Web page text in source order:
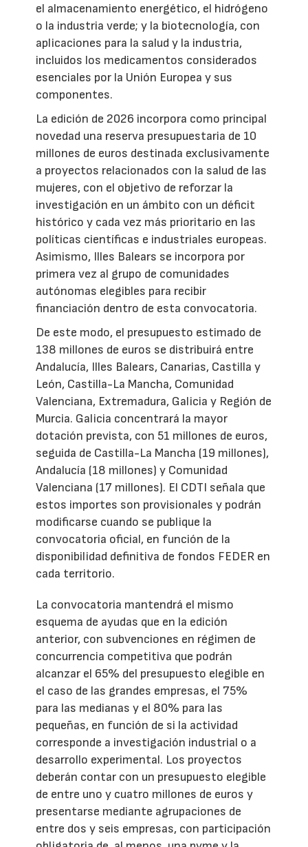
el almacenamiento energético, el hidrógeno
o la industria verde; y la biotecnología, con
aplicaciones para la salud y la industria,
incluidos los medicamentos considerados
esenciales por la Unión Europea y sus
componentes.
La edición de 2026 incorpora como principal
novedad una reserva presupuestaria de 10
millones de euros destinada exclusivamente
a proyectos relacionados con la salud de las
mujeres, con el objetivo de reforzar la
investigación en un ámbito con un déficit
histórico y cada vez más prioritario en las
políticas científicas e industriales europeas.
Asimismo, Illes Balears se incorpora por
primera vez al grupo de comunidades
autónomas elegibles para recibir
financiación dentro de esta convocatoria.
De este modo, el presupuesto estimado de
138 millones de euros se distribuirá entre
Andalucía, Illes Balears, Canarias, Castilla y
León, Castilla-La Mancha, Comunidad
Valenciana, Extremadura, Galicia y Región de
Murcia. Galicia concentrará la mayor
dotación prevista, con 51 millones de euros,
seguida de Castilla-La Mancha (19 millones),
Andalucía (18 millones) y Comunidad
Valenciana (17 millones). El CDTI señala que
estos importes son provisionales y podrán
modificarse cuando se publique la
convocatoria oficial, en función de la
disponibilidad definitiva de fondos FEDER en
cada territorio.
La convocatoria mantendrá el mismo
esquema de ayudas que en la edición
anterior, con subvenciones en régimen de
concurrencia competitiva que podrán
alcanzar el 65% del presupuesto elegible en
el caso de las grandes empresas, el 75%
para las medianas y el 80% para las
pequeñas, en función de si la actividad
corresponde a investigación industrial o a
desarrollo experimental. Los proyectos
deberán contar con un presupuesto elegible
de entre uno y cuatro millones de euros y
presentarse mediante agrupaciones de
entre dos y seis empresas, con participación